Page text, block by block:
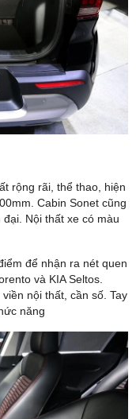
rộng rãi, thể thao, hiện
Cabin Sonet cũng
Nội thất xe có màu
để nhận ra nét quen
và KIA Seltos.
nội thất, cần số. Tay
năng